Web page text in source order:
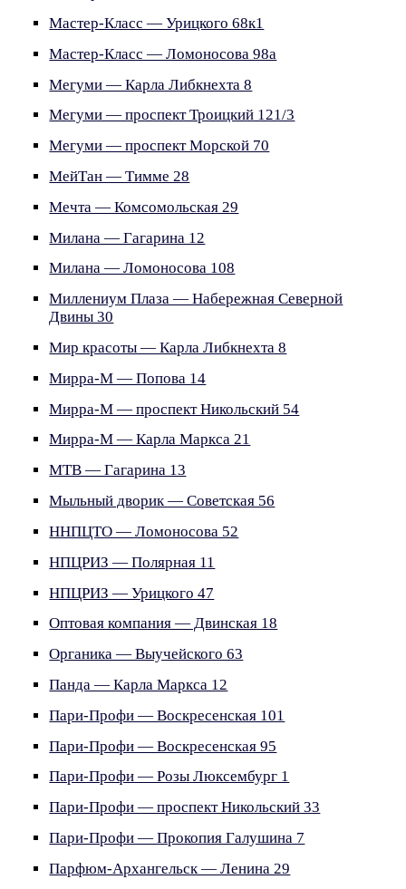
Мастер-Класс — Урицкого 68к1
Мастер-Класс — Ломоносова 98а
Мегуми — Карла Либкнехта 8
Мегуми — проспект Троицкий 121/3
Мегуми — проспект Морской 70
МейТан — Тимме 28
Мечта — Комсомольская 29
Милана — Гагарина 12
Милана — Ломоносова 108
Миллениум Плаза — Набережная Северной
Двины 30
Мир красоты — Карла Либкнехта 8
Мирра-М — Попова 14
Мирра-М — проспект Никольский 54
Мирра-М — Карла Маркса 21
МТВ — Гагарина 13
Мыльный дворик — Советская 56
ННПЦТО — Ломоносова 52
НПЦРИЗ — Полярная 11
НПЦРИЗ — Урицкого 47
Оптовая компания — Двинская 18
Органика — Выучейского 63
Панда — Карла Маркса 12
Пари-Профи — Воскресенская 101
Пари-Профи — Воскресенская 95
Пари-Профи — Розы Люксембург 1
Пари-Профи — проспект Никольский 33
Пари-Профи — Прокопия Галушина 7
Парфюм-Архангельск — Ленина 29